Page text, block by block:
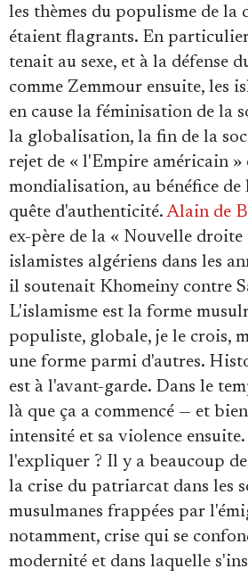
les thèmes du populisme de la
étaient flagrants. En
tenait au sexe, et à la défense
comme Zemmour ensuite, les
en cause la féminisation de la
la globalisation, la fin de la
rejet de « l'Empire américain »
mondialisation, au bénéfice
quête d'authenticité. Alain de
ex-père de la « Nouvelle droite
islamistes algériens dans les
il soutenait Khomeiny contre
L'islamisme est la forme
populiste, globale, je le crois,
une forme parmi d'autres.
est à l'avant-garde. Dans le
là que ça a commencé — et
intensité et sa violence
l'expliquer ? Il y a beaucoup
la crise du patriarcat dans les
musulmanes frappées par
notamment, crise qui se
modernité et dans laquelle